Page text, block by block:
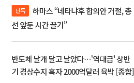
단독
선 앞둔 시간 끌기”
반도체 날개 달고 날았다⋯'역대급' 상반
기 경상수지 흑자 2000억달러 육박 [종합]